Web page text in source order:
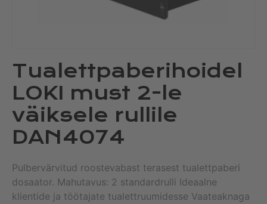
Tualettpaberihoidel
LOKI must 2-le
väiksele rullile
DAN4074
Pulbervärvitud roostevabast terasest tualettpaberi
dosaator. Mahutavus: 2 standardrulli Ideaalne
klientide ja töötajate tualettruumidesse Vaateaknaga